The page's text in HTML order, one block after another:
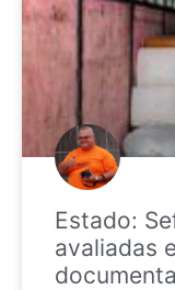
Estado:
avaliadas